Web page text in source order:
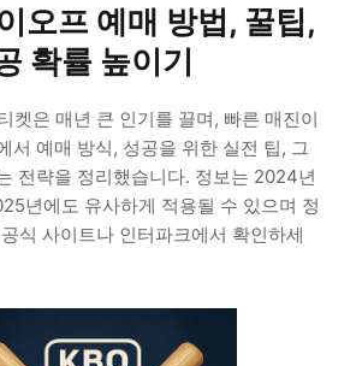
오프 예매 방법, 꿀팁,
확률 높이기
켓은 매년 큰 인기를 끌며, 빠른 매진이
서 예매 방식, 성공을 위한 실전 팁, 그
전략을 정리했습니다. 정보는 2024년
년에도 유사하게 적용될 수 있으며 정
식 사이트나 인터파크에서 확인하세